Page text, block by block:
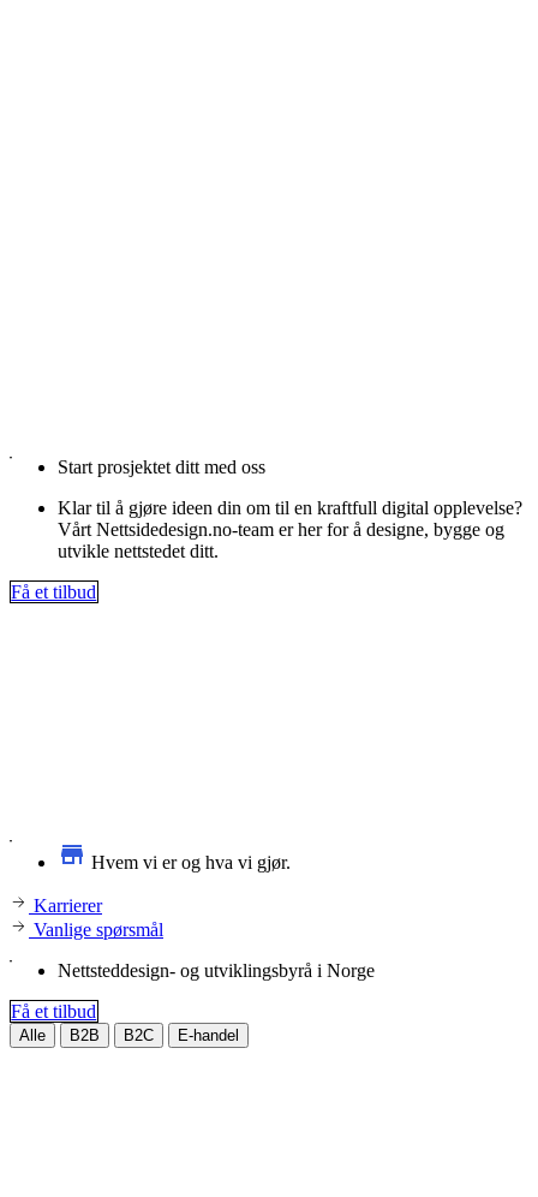
Start prosjektet ditt med oss
Klar til å gjøre ideen din om til en kraftfull digital opplevelse?
Vårt Nettsidedesign.no-team er her for å designe, bygge og
utvikle nettstedet ditt.
Få et tilbud
Hvem vi er og hva vi gjør.
Karrierer
Vanlige spørsmål
Nettsteddesign- og utviklingsbyrå i Norge
Få et tilbud
Alle B2B B2C E-handel